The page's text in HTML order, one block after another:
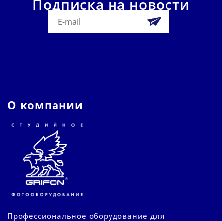
Подписка на новости
О компании
Профессиональное оборудование для